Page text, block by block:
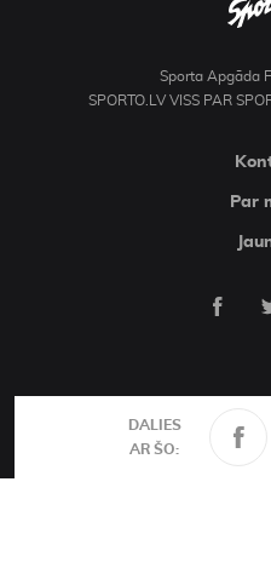
DALIES
AR ŠO:
Sporta Apgāda
SPORTO.LV VISS PAR
Par